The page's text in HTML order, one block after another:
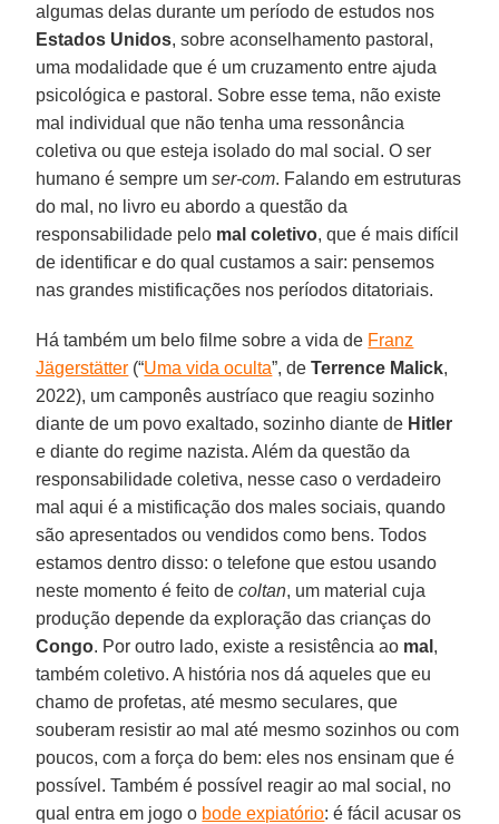
algumas delas durante um período de estudos nos
Estados Unidos, sobre aconselhamento pastoral,
uma modalidade que é um cruzamento entre ajuda
psicológica e pastoral. Sobre esse tema, não existe
mal individual que não tenha uma ressonância
coletiva ou que esteja isolado do mal social. O ser
humano é sempre umser-com. Falando em estruturas
do mal, no livro eu abordo a questão da
responsabilidade pelo mal coletivo, que é mais difícil
de identificar e do qual custamos a sair: pensemos
nas grandes mistificações nos períodos ditatoriais.
Há também um belo filme sobre a vida de Franz
Jägerstätter (“Uma vida oculta”, deTerrence Malick,
2022), um camponês austríaco que reagiu sozinho
diante de um povo exaltado, sozinho diante de Hitler
e diante do regime nazista. Além da questão da
responsabilidade coletiva, nesse caso o verdadeiro
mal aqui é a mistificação dos males sociais, quando
são apresentados ou vendidos como bens. Todos
estamos dentro disso: o telefone que estou usando
neste momento é feito decoltan, um material cuja
produção depende da exploração das crianças do
Congo. Por outro lado, existe a resistência ao mal ,
também coletivo. A história nos dá aqueles que eu
chamo de profetas, até mesmo seculares, que
souberam resistir ao mal até mesmo sozinhos ou com
poucos, com a força do bem: eles nos ensinam que é
possível. Também é possível reagir ao mal social, no
qual entra em jogo o bode expiatório: é fácil acusar os